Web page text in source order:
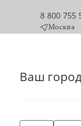
8 800 755
Москва
КАТАЛОГ
Ваш